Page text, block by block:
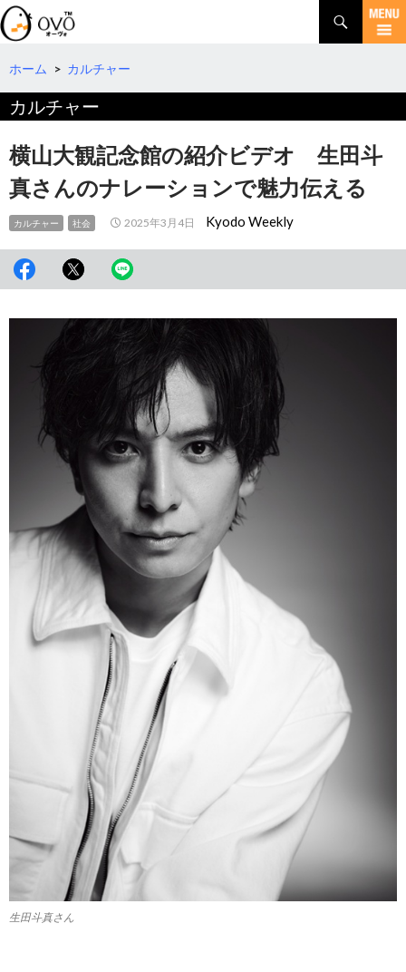
検
索
コ
テ
ツ
へ
動
ホーム > カルチャー
カルチャー
横山大観記念館の紹介ビデオ 生田斗
真さんのナレーションで魅力伝える
カルチャー 社会 2025年3月4日 Kyodo Weekly
生田斗真さん